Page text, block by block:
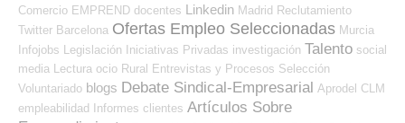
Comercio EMPREND docentes Linkedin Madrid Reclutamiento
Twitter Barcelona Ofertas Empleo Seleccionadas Murcia
Infojobs Legislación Iniciativas Privadas investigación Talento social
media Lectura ocio Rural Entrevistas y Procesos Selección
Voluntariado blogs Debate Sindical-Empresarial Aprodel CLM
empleabilidad Informes clientes Artículos Sobre